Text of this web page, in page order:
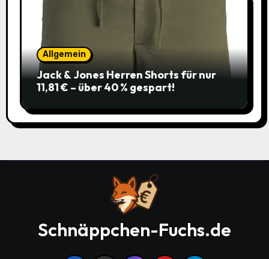
Allgemein
Jack & Jones Herren Shorts für nur
11,81 € – über 40 % gespart!
Schnäppchen-Fuchs.de